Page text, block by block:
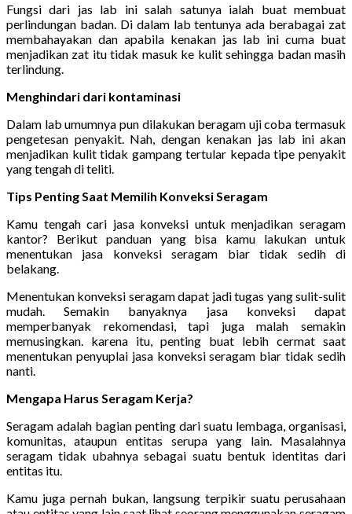
Fungsi dari jas lab ini salah satunya ialah buat membuat
perlindungan badan. Di dalam lab tentunya ada berabagai zat
membahayakan dan apabila kenakan jas lab ini cuma buat
menjadikan zat itu tidak masuk ke kulit sehingga badan masih
terlindung.
Menghindari dari kontaminasi
Dalam lab umumnya pun dilakukan beragam uji coba termasuk
pengetesan penyakit. Nah, dengan kenakan jas lab ini akan
menjadikan kulit tidak gampang tertular kepada tipe penyakit
yang tengah di teliti.
Tips Penting Saat Memilih Konveksi Seragam
Kamu tengah cari jasa konveksi untuk menjadikan seragam
kantor? Berikut panduan yang bisa kamu lakukan untuk
menentukan jasa konveksi seragam biar tidak sedih di
belakang.
Menentukan konveksi seragam dapat jadi tugas yang sulit-sulit
mudah. Semakin banyaknya jasa konveksi dapat
memperbanyak rekomendasi, tapi juga malah semakin
memusingkan. karena itu, penting buat lebih cermat saat
menentukan penyuplai jasa konveksi seragam biar tidak sedih
nanti.
Mengapa Harus Seragam Kerja?
Seragam adalah bagian penting dari suatu lembaga, organisasi,
komunitas, ataupun entitas serupa yang lain. Masalahnya
seragam tidak ubahnya sebagai suatu bentuk identitas dari
entitas itu.
Kamu juga pernah bukan, langsung terpikir suatu perusahaan